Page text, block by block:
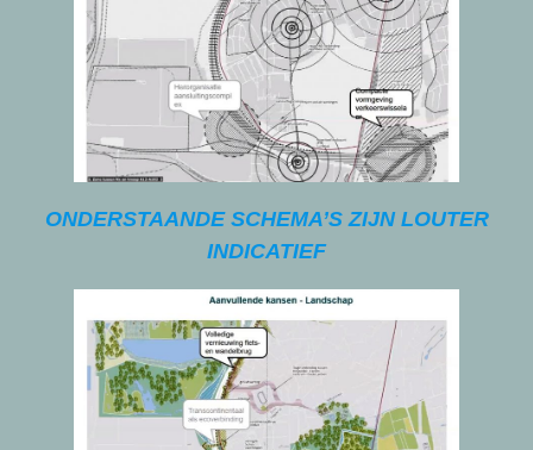
ONDERSTAANDE SCHEMA’S ZIJN LOUTER
INDICATIEF